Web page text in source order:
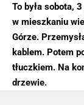
To była sobota,
w mieszkaniu
Górze.
kablem. Potem
tłuczkiem. Na
drzewie.